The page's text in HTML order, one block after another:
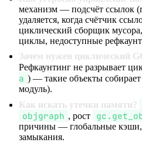
механизм — подсчёт ссылок
удаляется, когда счётчик
циклический сборщик
циклы, недоступные
Зачем нужен циклический
Рефкаунтинг не разрывает
a ) — такие объекты
модуль).
Как искать утечки памяти?
objgraph , рост
причины — глобальные кэши,
замыкания.